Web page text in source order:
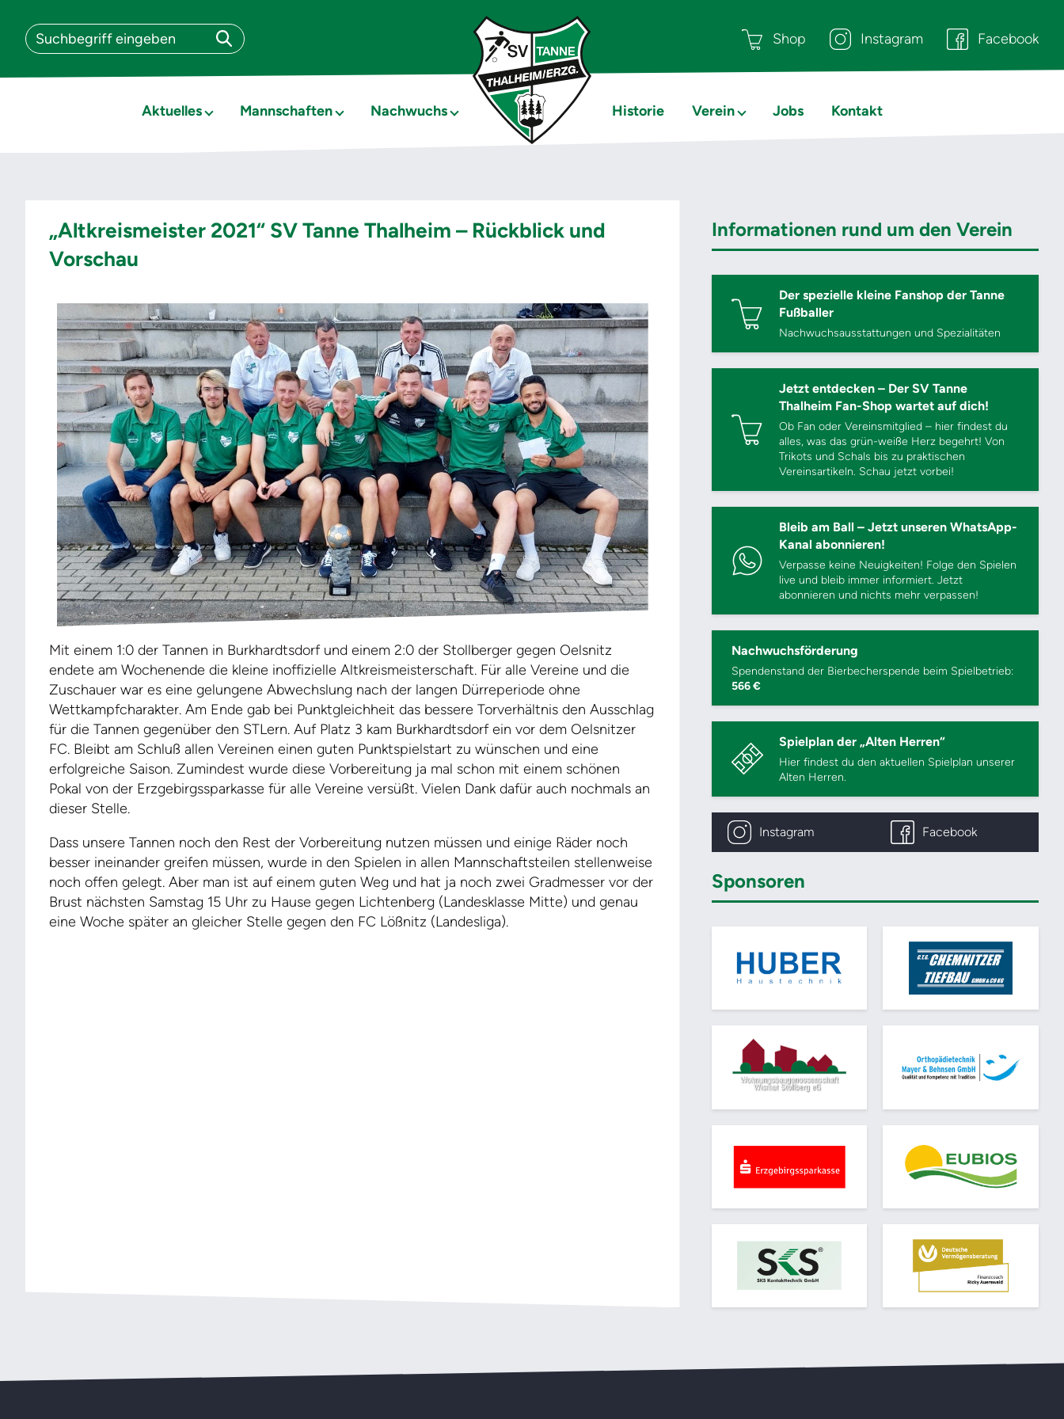
Shop Instagram Facebook
Aktuelles Mannschaften Nachwuchs Historie Verein Jobs Kontakt
„Altkreismeister 2021“ SV Tanne Thalheim – Rückblick und
Vorschau
Mit einem 1:0 der Tannen in Burkhardtsdorf und einem 2:0 der Stollberger gegen Oelsnitz
endete am Wochenende die kleine inoffizielle Altkreismeisterschaft. Für alle Vereine und die
Zuschauer war es eine gelungene Abwechslung nach der langen Dürreperiode ohne
Wettkampfcharakter. Am Ende gab bei Punktgleichheit das bessere Torverhältnis den Ausschlag
für die Tannen gegenüber den STLern. Auf Platz 3 kam Burkhardtsdorf ein vor dem Oelsnitzer
FC. Bleibt am Schluß allen Vereinen einen guten Punktspielstart zu wünschen und eine
erfolgreiche Saison. Zumindest wurde diese Vorbereitung ja mal schon mit einem schönen
Pokal von der Erzgebirgssparkasse für alle Vereine versüßt. Vielen Dank dafür auch nochmals an
dieser Stelle.
Dass unsere Tannen noch den Rest der Vorbereitung nutzen müssen und einige Räder noch
besser ineinander greifen müssen, wurde in den Spielen in allen Mannschaftsteilen stellenweise
noch offen gelegt. Aber man ist auf einem guten Weg und hat ja noch zwei Gradmesser vor der
Brust nächsten Samstag 15 Uhr zu Hause gegen Lichtenberg (Landesklasse Mitte) und genau
eine Woche später an gleicher Stelle gegen den FC Lößnitz (Landesliga).
Informationen rund um den Verein
Der spezielle kleine Fanshop der Tanne
Fußballer
Nachwuchsausstattungen und Spezialitäten
Jetzt entdecken – Der SV Tanne
Thalheim Fan-Shop wartet auf dich!
Ob Fan oder Vereinsmitglied – hier findest du
alles, was das grün-weiße Herz begehrt! Von
Trikots und Schals bis zu praktischen
Vereinsartikeln. Schau jetzt vorbei!
Bleib am Ball – Jetzt unseren WhatsApp-
Kanal abonnieren!
Verpasse keine Neuigkeiten! Folge den Spielen
live und bleib immer informiert. Jetzt
abonnieren und nichts mehr verpassen!
Nachwuchsförderung
Spendenstand der Bierbecherspende beim Spielbetrieb:
566 €
Spielplan der „Alten Herren“
Hier findest du den aktuellen Spielplan unserer
Alten Herren.
Instagram Facebook
Sponsoren